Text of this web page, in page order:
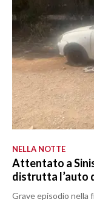
NELLA NOTTE
Attentato a
distrutta l’auto
Grave episodio nella